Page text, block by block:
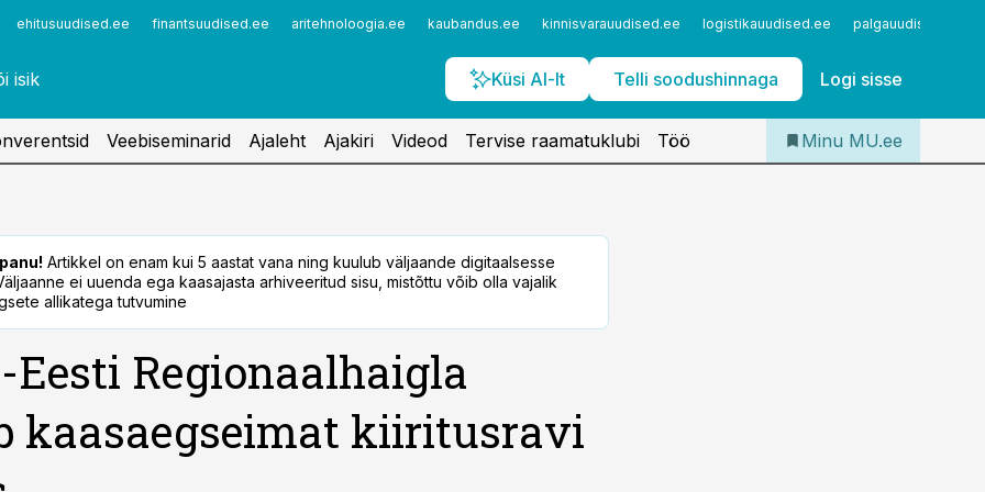
ehitusuudised.ee finantsuudised.ee aritehnoloogia.ee kaubandus.ee kinnisvarauudised.ee logistikauudised.ee palgauudised.ee
Küsi AI-lt Telli soodushinnaga Logi sisse
Iseteenindus
Telli Meditsiiniuudised
Veebiseminarid Ajaleht Ajakiri Videod Tervise raamatuklubi Töö Minu MU.ee
Artikkel on enam kui 5 aastat vana ning kuulub väljaande digitaalsesse
ei uuenda ega kaasajasta arhiveeritud sisu, mistõttu võib olla vajalik
allikatega tutvumine
Eesti Regionaalhaigla
kaasaegseimat kiiritusravi